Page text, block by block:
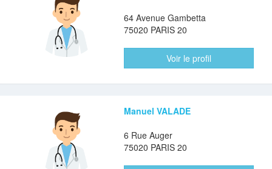
64 Avenue Gambetta
75020 PARIS 20
Voir le profil
Manuel VALADE
6 Rue Auger
75020 PARIS 20